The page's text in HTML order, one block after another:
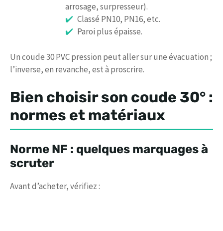
arrosage, surpresseur).
Classé PN10, PN16, etc.
Paroi plus épaisse.
Un coude 30 PVC pression peut aller sur une évacuation ;
l’inverse, en revanche, est à proscrire.
Bien choisir son coude 30° :
normes et matériaux
Norme NF : quelques marquages à
scruter
Avant d’acheter, vérifiez :